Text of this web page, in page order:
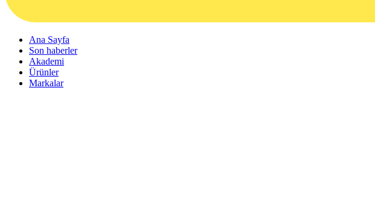
Ana Sayfa
Son haberler
Akademi
Ürünler
Markalar